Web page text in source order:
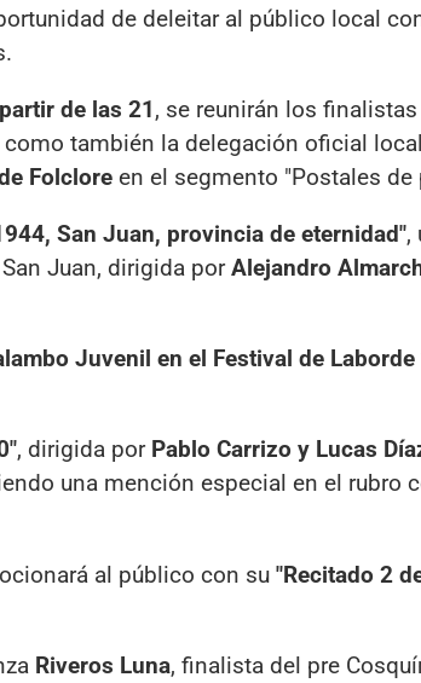
de deleitar al público local
de las 21, se reunirán los
como también la delegación oficial
Folclore en el segmento "Postales de
San Juan, provincia de eternidad",
Juan, dirigida porAlejandro
Juvenil en el Festival de
, dirigida por Pablo Carrizo y Lucas
una mención especial en el rubro
al público con su "Recitado 2
Riveros Luna, finalista del pre